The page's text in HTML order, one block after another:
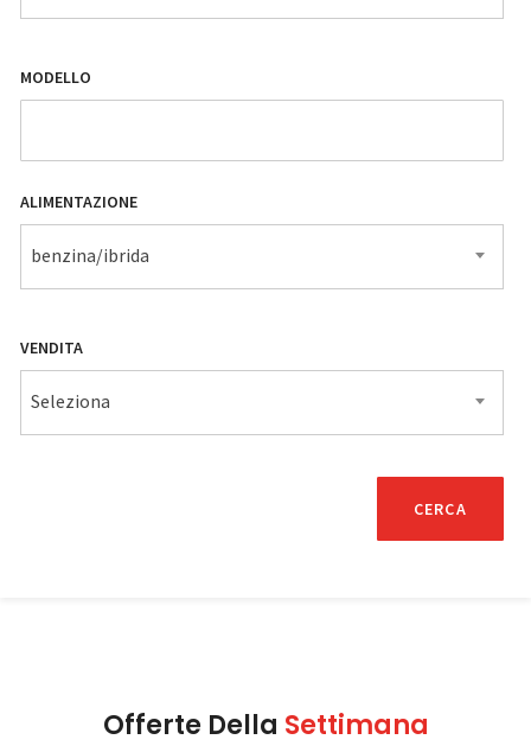
MODELLO
ALIMENTAZIONE
benzina/ibrida
VENDITA
Seleziona
Offerte Della Settimana